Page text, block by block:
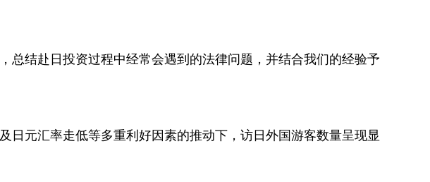
总结赴日投资过程中经常会遇到的法律问题，并结合我们的经验予
日元汇率走低等多重利好因素的推动下，访日外国游客数量呈现显